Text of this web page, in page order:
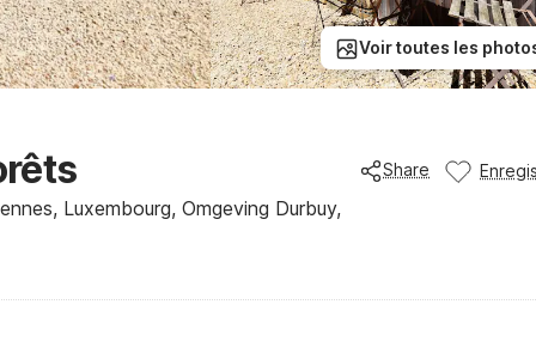
Voir toutes les
Luxembourg, Omgeving Durbuy,
Share